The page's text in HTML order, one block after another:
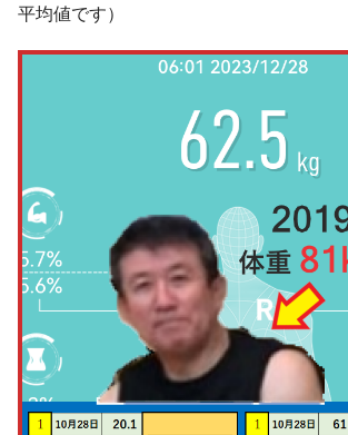
平均値です）